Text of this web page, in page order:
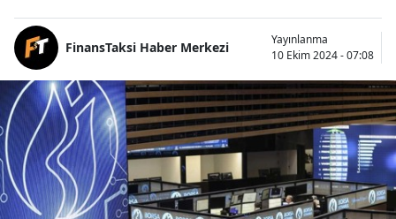
FinansTaksi Haber Merkezi
Yayınlanma
10 Ekim 2024 - 07:08